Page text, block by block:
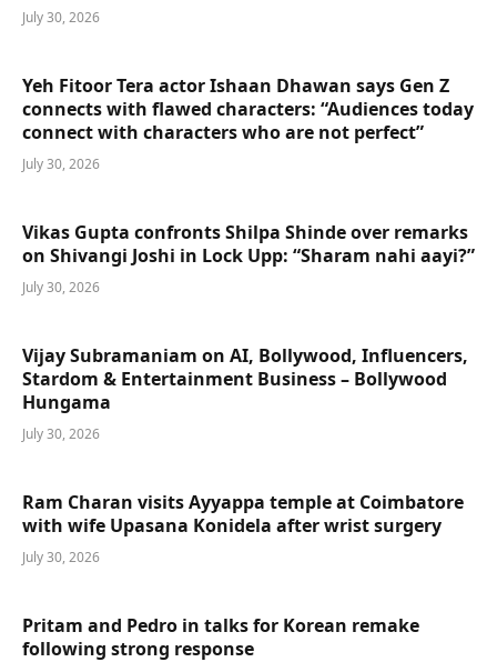
July 30, 2026
Yeh Fitoor Tera actor Ishaan Dhawan says Gen Z
connects with flawed characters: “Audiences today
connect with characters who are not perfect”
July 30, 2026
Vikas Gupta confronts Shilpa Shinde over remarks
on Shivangi Joshi in Lock Upp: “Sharam nahi aayi?”
July 30, 2026
Vijay Subramaniam on AI, Bollywood, Influencers,
Stardom & Entertainment Business – Bollywood
Hungama
July 30, 2026
Ram Charan visits Ayyappa temple at Coimbatore
with wife Upasana Konidela after wrist surgery
July 30, 2026
Pritam and Pedro in talks for Korean remake
following strong response